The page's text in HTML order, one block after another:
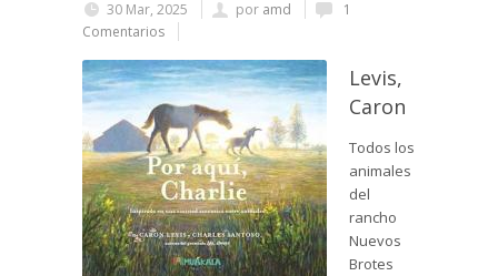
30 Mar, 2025 por amd
1
Comentarios
Levis,
Caron
Todos los
animales
del
rancho
Nuevos
Brotes